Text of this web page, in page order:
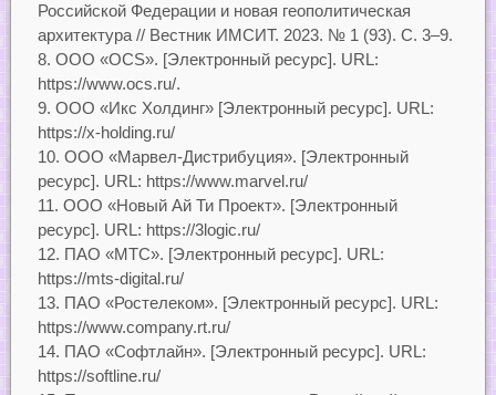
Российской Федерации и новая геополитическая
архитектура // Вестник ИМСИТ. 2023. № 1 (93). С. 3–9.
ООО «OCS». [Электронный ресурс]. URL:
https://www.ocs.ru/.
ООО «Икс Холдинг» [Электронный ресурс]. URL:
https://x-holding.ru/
ООО «Марвел-Дистрибуция». [Электронный
ресурс]. URL: https://www.marvel.ru/
ООО «Новый Ай Ти Проект». [Электронный
ресурс]. URL: https://3logic.ru/
ПАО «МТС». [Электронный ресурс]. URL:
https://mts-digital.ru/
ПАО «Ростелеком». [Электронный ресурс]. URL:
https://www.company.rt.ru/
ПАО «Софтлайн». [Электронный ресурс]. URL:
https://softline.ru/